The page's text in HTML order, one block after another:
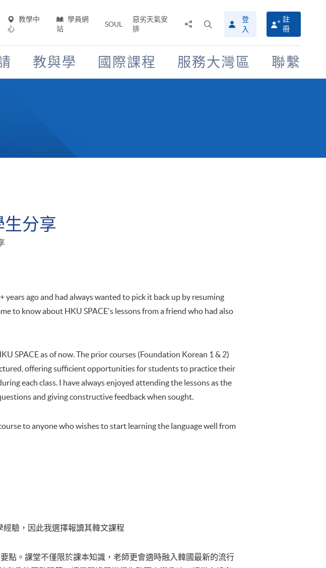
教學中
心
學員網
站
SOUL
惡劣天氣安
排
搜
尋
介
面
登
入
註
冊
教與學 國際課程 服務大灣區 聯繫
生分享
years ago and had always wanted to pick it back up by resuming
to know about HKU SPACE's lessons from a friend who had also
SPACE as of now. The prior courses (Foundation Korean 1 & 2)
offering sufficient opportunities for students to practice their
each class. I have always enjoyed attending the lessons as the
and giving constructive feedback when sought.
to anyone who wishes to start learning the language well from
經驗，因此我選擇報讀其韓文課程
點。課堂不僅限於課本知識，老師更會適時融入韓國最新的流行